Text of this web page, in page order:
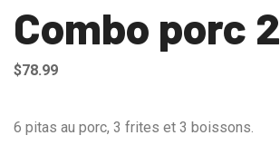
Combo porc 2
$78.99
6 pitas au porc, 3 frites et 3 boissons.